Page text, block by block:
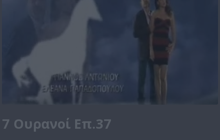
7 Ουρανοί Επ.37